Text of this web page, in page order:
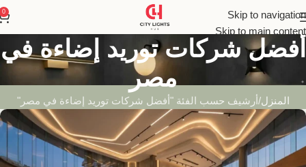
Skip to navigation
Skip to main content
0
أفضل شركات توريد إضاءة في
مصر
المنزل أرشيف حسب الفئة "أفضل شركات توريد إضاءة في مصر"